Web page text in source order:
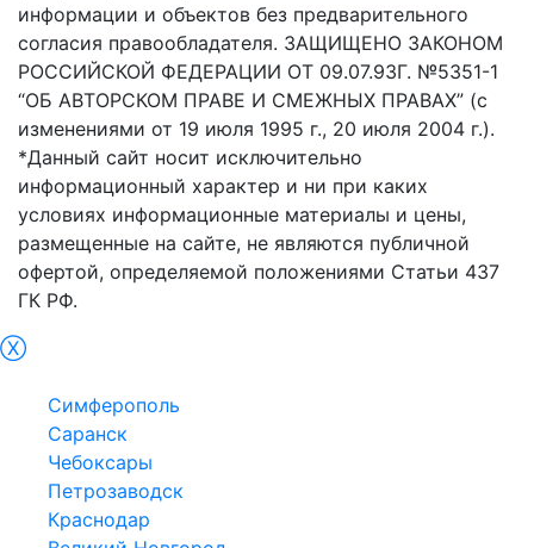
информации и объектов без предварительного
согласия правообладателя. ЗАЩИЩЕНО ЗАКОНОМ
РОССИЙСКОЙ ФЕДЕРАЦИИ ОТ 09.07.93Г. №5351-1
“ОБ АВТОРСКОМ ПРАВЕ И СМЕЖНЫХ ПРАВАХ” (с
изменениями от 19 июля 1995 г., 20 июля 2004 г.).
*Данный сайт носит исключительно
информационный характер и ни при каких
условиях информационные материалы и цены,
размещенные на сайте, не являются публичной
офертой, определяемой положениями Статьи 437
ГК РФ.
Ⓧ
Симферополь
Саранск
Чебоксары
Петрозаводск
Краснодар